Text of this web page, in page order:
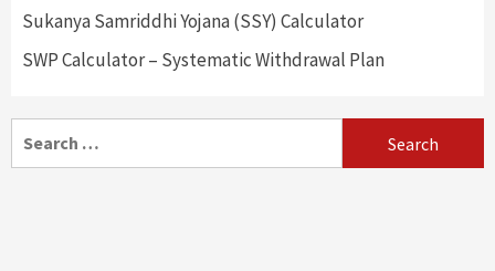
Sukanya Samriddhi Yojana (SSY) Calculator
SWP Calculator – Systematic Withdrawal Plan